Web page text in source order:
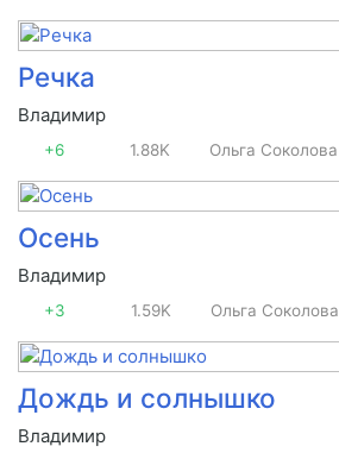
Речка
Владимир
+6 1.88K Ольга Соколова
Осень
Владимир
+3 1.59K Ольга Соколова
Дождь и солнышко
Владимир